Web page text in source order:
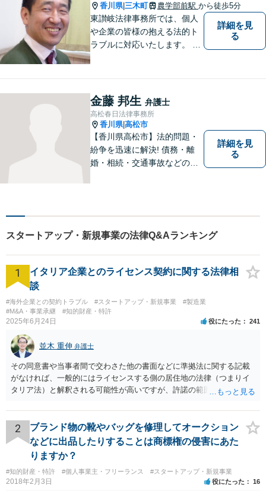
香川県| 三木町 農学部前駅 から徒歩5分
東讃岐法律事務所では、個人
や企業の皆様の抱える法的ト
ラブルに対応いたします。 高
詳細を見
る
金藤 邦生 弁護士
高松春日法律事務所
香川県|高松市
【香川県高松市】法的問題・
紛争を迅速に解決! 債務・離
婚・相続・交通事故などの問
詳細を見
る
スタートアップ・新規事業の法律Q&Aランキング
1
イタリア企業とのライセンス契約に関する法律相
談
#海外企業との契約トラブル #スタートアップ・新規事業
#製造業
#M&A・事業承継
#知的財産・特許
2025年6月24日 役にたった 241
並木 重伸 弁護士
その同意書や当事者間で交わさた他の書面などに準拠法に関する記載
がなければ、一般的にはライセンスする側の居住地の法律（つまりイ
タリア法）と解釈される可能性が高いですが、許諾の範囲が日本国内
あります。 なお、仮に日本法になるとしても、新しい会社との間で契
約が有効かどうかは、ライセンスされた権利の種類（著作権、商標
権、特許権など）や契約の時期などを見て判断する必要があります。
いずれにせよ具体的事情が分からないと確定的な回答は難しいと思わ
れますので、弁護士に直接相談されることをお勧めします。
2
ブランド物の靴やバッグを修理してオークション
などに出品したりすることは商標権の侵害にあた
りますか？
#知的財産・特許 #個人事業主・フリーランス #スタートアップ・新規事業
2018年2月3日 役にたった 16